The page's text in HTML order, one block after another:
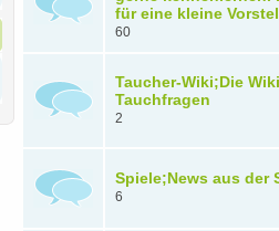
für eine kleine
60
Taucher-Wiki;Die
Tauchfragen
2
Spiele;News aus der
6